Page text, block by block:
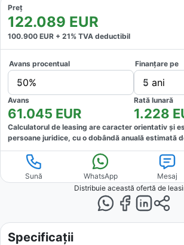
Preț
122.089 EUR
100.900 EUR + 21% TVA deductibil
Avans procentual
50%
Finanțare pe
5 ani
Avans
61.045 EUR
Rată lunară
1.228
Calculatorul de leasing are caracter orientativ și
persoane juridice, cu o dobândă anuală estimată
Sună WhatsApp Mesaj
Distribuie această ofertă de
Specificații